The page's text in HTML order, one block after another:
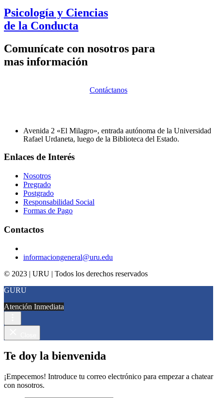
Psicología y Ciencias
de la Conducta
Comunícate con nosotros para
mas información
Contáctanos
Avenida 2 «El Milagro», entrada autónoma de la Universidad
Rafael Urdaneta, luego de la Biblioteca del Estado.
Enlaces de Interés
Nosotros
Pregrado
Postgrado
Responsabilidad Social
Formas de Pago
Contactos
informaciongeneral@uru.edu
© 2023 | URU | Todos los derechos reservados
GURU
Atención Inmediata
Te doy la bienvenida
¡Empecemos! Introduce tu correo electrónico para empezar a chatear
con nosotros.